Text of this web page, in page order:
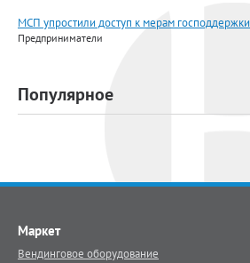
МСП упростили доступ к мерам господдержки
Предприниматели
Популярное
Маркет
Вендинговое оборудование